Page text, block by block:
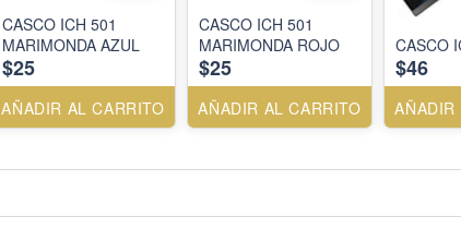
CASCO ICH 501
MARIMONDA AZUL
$25
AÑADIR AL CARRITO
CASCO ICH 501
MARIMONDA ROJO
$25
AÑADIR AL CARRITO
CASCO
$46
AÑADIR